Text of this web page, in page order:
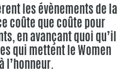
les évènements de la
coûte que coûte pour
en avançant quoi qu’il
qui mettent le Women
l’honneur.